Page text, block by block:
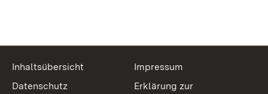
Inhaltsübersicht
Impressum
Datenschutz
Erklärung zur